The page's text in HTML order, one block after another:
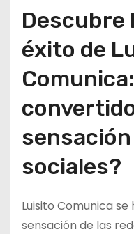
Descubre
éxito de
sociales?
Luisito Comunica
sensación de las